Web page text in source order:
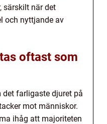
särskilt när det
och nyttjande av
oftast som
farligaste djuret på
mot människor.
ihåg att majoriteten